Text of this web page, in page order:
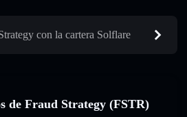
con la cartera Solflare
de Fraud Strategy (FSTR)